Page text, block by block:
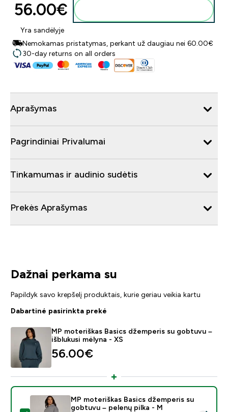
56.00€‎
Yra sandėlyje
Nemokamas pristatymas, perkant už daugiau nei 60.00€
30-day returns on all orders
Aprašymas
Pagrindiniai Privalumai
Tinkamumas ir audinio sudėtis
Prekės Aprašymas
Dažnai perkama su
Papildyk savo krepšelį produktais, kurie geriau veikia kartu
Dabartinė pasirinkta prekė
MP moteriškas Basics džemperis su gobtuvu –
išblukusi mėlyna - XS
56.00€‎
MP moteriškas Basics džemperis su
gobtuvu – pelenų pilka - M